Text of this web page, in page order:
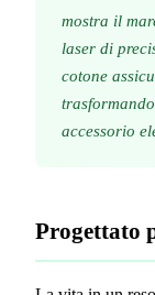
mostra il
laser di
cotone
accessorio
Progettato